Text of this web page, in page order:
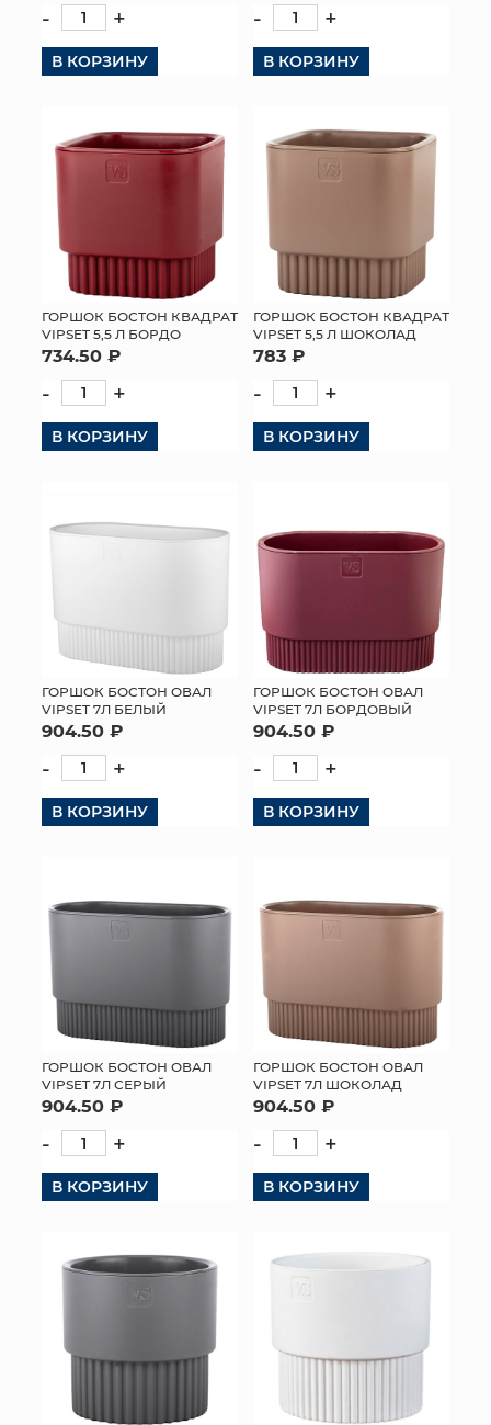
- +
В КОРЗИНУ
- +
В КОРЗИНУ
ГОРШОК БОСТОН КВАДРАТ
VIPSET 5,5 Л БОРДО
734.50 ₽
- +
В КОРЗИНУ
ГОРШОК БОСТОН КВАДРАТ
VIPSET 5,5 Л ШОКОЛАД
783 ₽
- +
В КОРЗИНУ
ГОРШОК БОСТОН ОВАЛ
VIPSET 7Л БЕЛЫЙ
904.50 ₽
- +
В КОРЗИНУ
ГОРШОК БОСТОН ОВАЛ
VIPSET 7Л БОРДОВЫЙ
904.50 ₽
- +
В КОРЗИНУ
ГОРШОК БОСТОН ОВАЛ
VIPSET 7Л СЕРЫЙ
904.50 ₽
- +
В КОРЗИНУ
ГОРШОК БОСТОН ОВАЛ
VIPSET 7Л ШОКОЛАД
904.50 ₽
- +
В КОРЗИНУ